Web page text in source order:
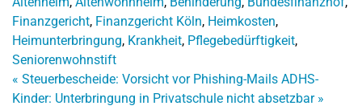
Finanzgericht, Finanzgericht Köln, Heimkosten,
Heimunterbringung, Krankheit, Pflegebedürftigkeit,
Seniorenwohnstift
« Steuerbescheide: Vorsicht vor Phishing-Mails ADHS-
Kinder: Unterbringung in Privatschule nicht absetzbar »